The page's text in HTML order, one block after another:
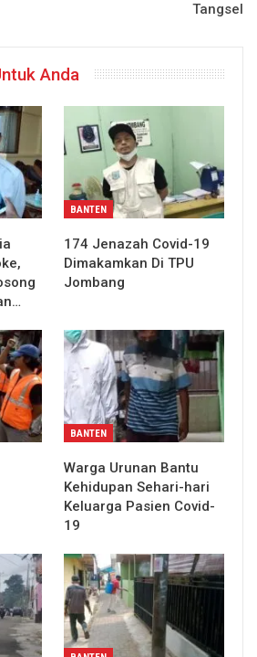
Tangsel
Anda
BANTEN
174 Jenazah Covid-19
Dimakamkan Di TPU
Jombang
BANTEN
Warga Urunan Bantu
Kehidupan Sehari-hari
Keluarga Pasien Covid-
19